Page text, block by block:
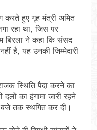
करते हुए गृह मंत्री अमित
रहा था, जिस पर
बिरला ने कहा कि संसद
है, यह उनकी जिम्मेदारी
स्थिति पैदा करने का
का हंगामा जारी रहने
बजे तक स्थगित कर दी।